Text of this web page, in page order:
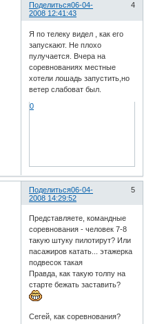
Поделиться 4
06-04-
2008 12:41:43
Я по телеку видел , как его
запускают. Не плохо
пулучается. Вчера на
соревнованиях местные
хотели лошадь запустить,но
ветер слабоват был.
0
Поделиться 5
06-04-
2008 14:29:52
Представляете, командные
соревнования - человек 7-8
такую штуку пилотирут? Или
пасажиров катать... этажерка
подвесок такая
Правда, как такую толпу на
старте бежать заставить?
Сегей, как соревнования?